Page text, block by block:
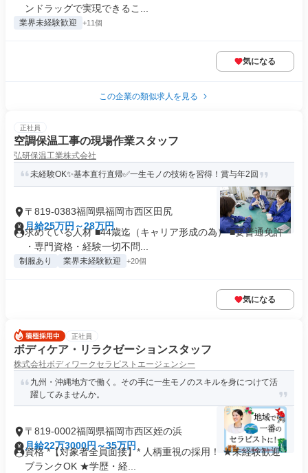
ンドラッグで実現できるこ...
業界未経験歓迎 +11個
気になる
この企業の類似求人を見る
正社員
空調保温工事の現場作業スタッフ
弘研保温工業株式会社
未経験OK✨基本直行直帰✅一生モノの技術を習得！賞与年2回
〒819-0383福岡県福岡市西区田尻
月給25万円～28万円
求めている人材 ■44歳迄（キャリア形成の為） ■要普通免許
・専門資格・経験一切不問...
制服あり 業界未経験歓迎 +20個
気になる
正社員
ボディケア・リラクゼーションスタッフ
株式会社ボディワークセラピストエージェンシー
九州・沖縄地方で働く。その手に一生モノのスキルを身につけて活
躍してみませんか。
〒819-0002福岡県福岡市西区姪の浜
月給22万3000円～35万円
資格 *【対象者全員面接】* 人柄重視の採用！ ★未経験歓迎・
ブランクOK ★学歴・経...